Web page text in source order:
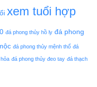
xem tuổi hợp
đá phong thủy hồ ly đá phong
đá phong thủy mệnh thổ đá
đá phong thủy đeo tay đá thạch